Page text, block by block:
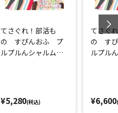
てさぐれ！部活も
の すぴんおふ プ
ルプルんシャルムと
¥5,280(税込)
てさぐ
の す
ルプル
¥6,600